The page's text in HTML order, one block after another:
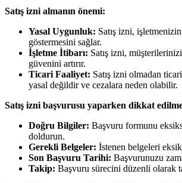
Satış izni almanın önemi:
Yasal Uygunluk: Satış izni,
göstermesini sağlar.
İşletme İtibarı: Satış izni,
güvenini artırır.
Ticari Faaliyet: Satış izni olmadan
yasal değildir ve cezalara neden olabilir.
Satış izni başvurusu yaparken dikkat
Doğru Bilgiler: Başvuru formunu
doldurun.
Gerekli Belgeler: İstenen belgeleri
Son Başvuru Tarihi: Başvurunuzu
Takip: Başvuru sürecini düzenli olarak